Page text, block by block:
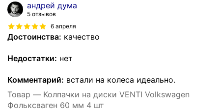
андрей дума
5 отзывов
6 апреля
Достоинства: качество
Недостатки: нет
Комментарий: встали на колеса идеально.
Товар — Колпачки на диски VENTI Volkswagen
Фольксваген 60 мм 4 шт